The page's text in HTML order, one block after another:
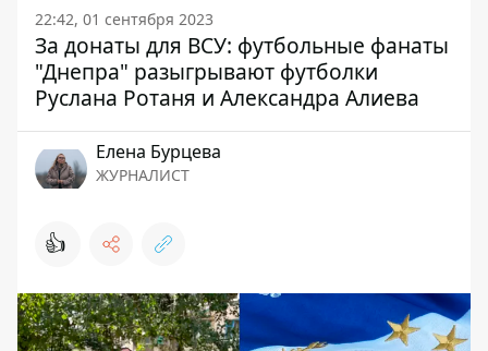
22:42, 01 сентября 2023
За донаты для ВСУ: футбольные фанаты
"Днепра" разыгрывают футболки
Руслана Ротаня и Александра Алиева
Елена Бурцева
ЖУРНАЛИСТ
👍